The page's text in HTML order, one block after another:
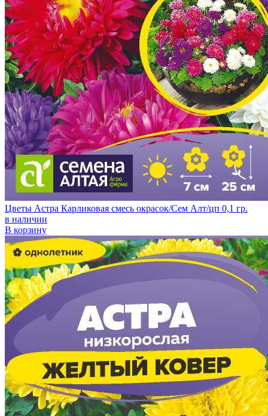
Цветы Астра Карликовая смесь окрасок/Сем Алт/цп 0,1 гр.
в наличии
В корзину